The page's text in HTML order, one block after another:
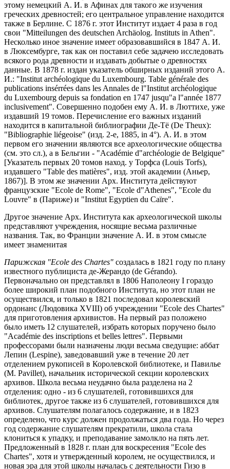
этому немецкий А. И. в Афинах для такого же изучения
греческих древностей; его центральное управление находится
также в Берлине. С 1876 г. этот Институт издает 4 раза в год
свои "Mitteilungen des deutschen Archäolog. Instituts in Athen".
Несколько иное значение имеет образовавшийся в 1847 А. И.
в Люксембурге, так как он поставил себе задачею исследовать
всякого рода древности и издавать добытые о древностях
данные. В 1878 г. издан указатель обширных изданий этого А.
И.: "Institut archéologique du Luxembourg. Table générale des
publications insérrées dans les Annales de l"Institut archéologique
du Luxembourg depuis sa fondation en 1747 jusqu"a l"année 1877
inclusivement". Совершенно подобен ему А. И. в Люттихе, уже
издавший 19 томов. Перечисление его важных изданий
находится в капитальной библиографии Де-Тё (De Theux):
"Bibliographie liégeoise" (изд. 2-е, 1885, in 4°). А. И. в этом
первом его значении являются все археологические общества
(см. это сл.), а в Бельгии - "Académie d"archéologie de Belgique"
[Указатель первых 20 томов наход. у Торфса (Louis Torfs),
издавшего "Table des matières", изд. этой академии (Аньер,
1867)]. В этом же значении Арх. Института действуют
французские "Ecole de Rome", "Ecole d"Athenes", "Ecole du
Louvre" в (Париже) и "Institut Egyptien du Caïre".
Другое значение Арх. Института как археологической школы
представляют учреждения, носящие весьма различные
названия. Так, во Франции значение А. И. в этом смысле
имеет знаменитая
Парижская "Ecole des Chartes" создалась в 1821 году по плану
известного публициста де-Жерандо (de Gérando).
Первоначально он представлял в 1806 Наполеону I гораздо
более широкий план подобного Института, но этот план не
осуществился, и только в 1821 последовал королевский
ордонанс (Людовика XVIII) об учреждении "Ecole des Chartes"
для приготовления архивистов. На первый раз положено
было иметь 12 слушателей, избрать которых поручено было
"Académie des inscriptions et belles lettres". Первыми
профессорами были назначены люди весьма сведущие: аббат
Лепин (Lespine), заведовавший уже в течение 20 лет
отделением рукописей в Королевской библиотеке, и Павилье
(M. Pavillet), начальник исторической секции королевских
архивов. Школа весьма неудачно была разделена на 2
отделения: одно - из 6 слушателей, готовившихся для
библиотек, другое также из 6 слушателей, готовившихся для
архивов. Слушателям полагалось содержание, и в 1823
определено, что курс должен продолжаться два года. Но через
год содержание слушателям прекратили, школа стала
клониться к упадку, и преподавание замолкло на пять лет.
Предложенный в 1828 г. план для воскресения "Ecole des
Chartes", хотя и утвержденный королем, не осуществился, и
новая эра для этой школы началась с деятельности Гизо в